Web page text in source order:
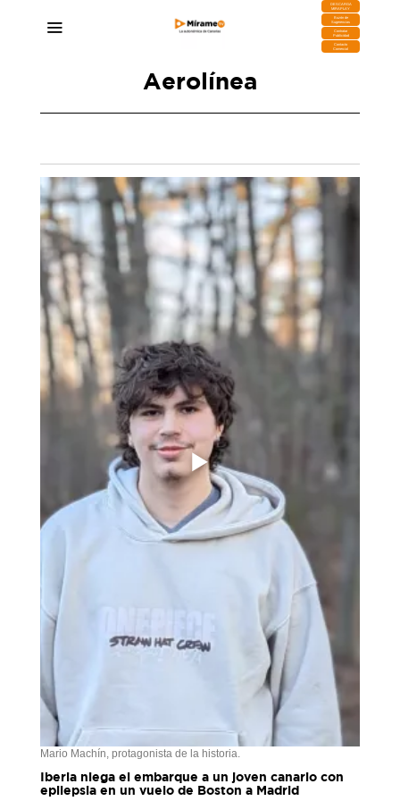
DESCARGA
MIRAPLAY
Buzón de
Sugerencias
Contratar
Publicidad
Contacto
Comercial
Aerolínea
Mario Machín, protagonista de la historia.
Iberia niega el embarque a un joven canario con
epilepsia en un vuelo de Boston a Madrid